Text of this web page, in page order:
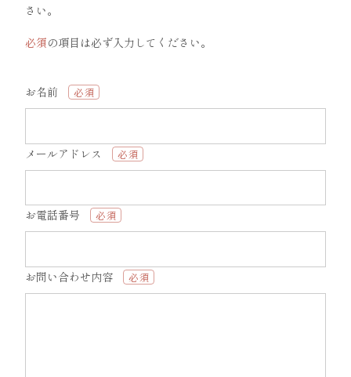
さい。
必須の項目は必ず入力してください。
お名前 必須
メールアドレス 必須
お電話番号 必須
お問い合わせ内容 必須